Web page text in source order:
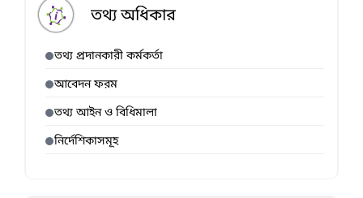
তথ্য অধিকার
তথ্য প্রদানকারী কর্মকর্তা
আবেদন ফরম
তথ্য আইন ও বিধিমালা
নির্দেশিকাসমূহ